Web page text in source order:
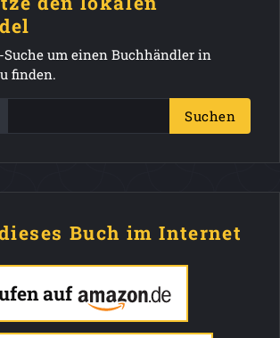
Suche um einen Buchhändler in
finden.
Suchen
Buch im Internet
auf